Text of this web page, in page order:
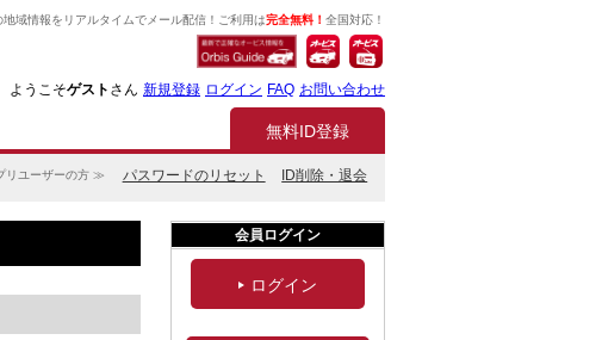
域情報をリアルタイムでメール配信！ご利用は完全無料！ 全国対応！
ようこそゲスト さん 新規登録 ログイン FAQ お問い合わせ
無料ID登録
リユーザーの方 ≫ パスワードのリセット ID削除・退会
会員ログイン
ログイン